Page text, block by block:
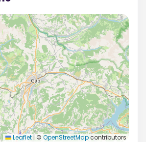
Leaflet | © OpenStreetMapcontributors